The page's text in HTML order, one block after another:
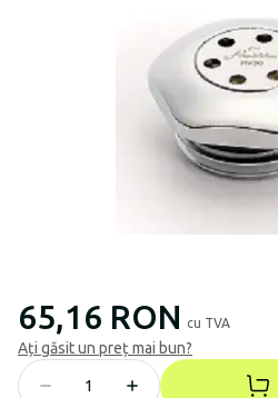
65,16 RON cu TVA
Ați găsit un preț mai bun?